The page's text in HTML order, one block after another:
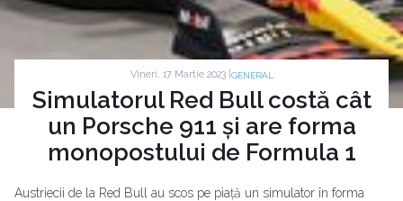
Vineri, 17 Martie 2023 | GENERAL
Simulatorul Red Bull costă cât
un Porsche 911 și are forma
monopostului de Formula 1
Austriecii de la Red Bull au scos pe piață un simulator în forma